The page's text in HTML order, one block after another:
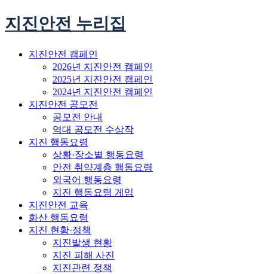
지진안전 누리집
지진안전 캠페인
2026년 지진안전 캠페인
2025년 지진안전 캠페인
2024년 지진안전 캠페인
지진안전 공모전
공모전 안내
역대 공모전 수상작
지진 행동요령
상황·장소별 행동요령
안전 취약계층 행동요령
외국어 행동요령
지진 행동요령 게임
지진안전 교육
화산 행동요령
지진 현황·정책
지진발생 현황
지진 피해 사진
지진관련 정책